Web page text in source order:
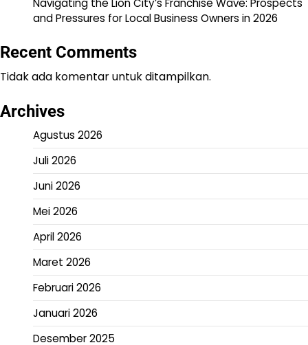
Navigating the Lion City’s Franchise Wave: Prospects
and Pressures for Local Business Owners in 2026
Recent Comments
Tidak ada komentar untuk ditampilkan.
Archives
Agustus 2026
Juli 2026
Juni 2026
Mei 2026
April 2026
Maret 2026
Februari 2026
Januari 2026
Desember 2025